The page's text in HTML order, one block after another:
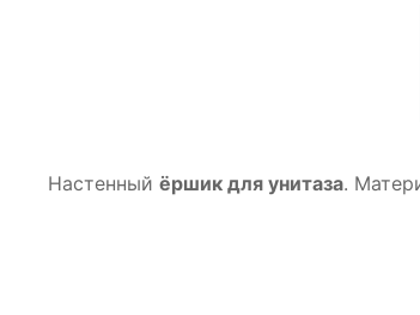
Настенный ёршик для унитаза.